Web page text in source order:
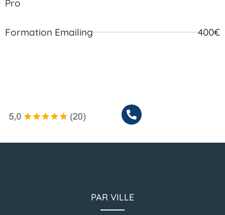
Pro
Formation Emailing 400€
PAR VILLE